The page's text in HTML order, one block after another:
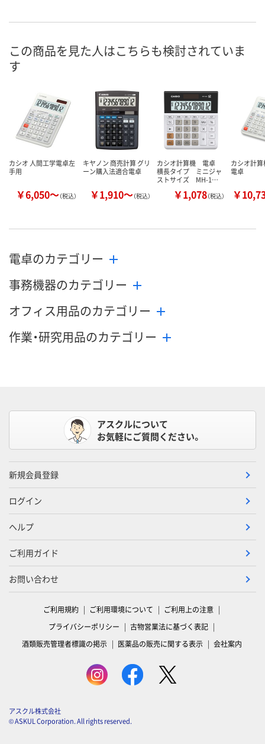
この商品を見た人はこちらも検討されていま
す
カシオ 人間工学電卓左
手用
￥6,050～（税込）
キヤノン 商売計算 グリ
ーン購入法適合電卓
￥1,910～（税込）
カシオ計算機 電卓
横長タイプ ミニジャ
ストサイズ MH-1…
￥1,078（税込）
カシオ計
電卓
￥
電卓のカテゴリー
事務機器のカテゴリー
オフィス用品のカテゴリー
作業・研究用品のカテゴリー
アスクルについて
お気軽にご質問ください。
新規会員登録
ログイン
ヘルプ
ご利用ガイド
お問い合わせ
ご利用規約 ご利用環境について
ご利用上の注意
プライバシーポリシー
古物営業法に基づく表記
酒類販売管理者標識の掲示
医薬品の販売に関する表示 会社案内
アスクル株式会社
© ASKUL Corporation. All rights reserved.